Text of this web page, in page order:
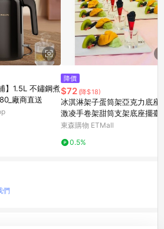
】1.5L 不鏽鋼煮
廠商直送
降價
$72 (降$18)
冰淇淋架子蛋筒架亞克力底座冰
激凌手卷架甜筒支架底座擺臺透
明架
東森購物 ETMall
0.5%
們